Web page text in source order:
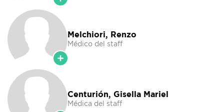
Melchiori, Renzo
Médico del staff
Centurión, Gisella Mariel
Médica del staff